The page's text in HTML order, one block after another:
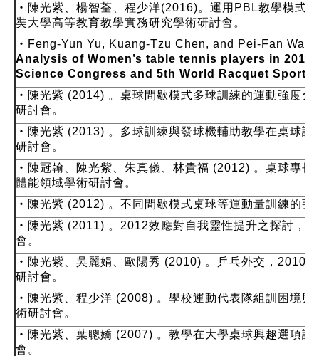
‧陳光紫、楊智荃、程少洋(2016)。運用PBL教學模式
奘大學高等教育教學實務研究學術研討會。
‧Feng-Yun Yu, Kuang-Tzu Chen, and Pei-Fan
Analysis of Women’s table tennis players in 2012
Science Congress and 5th World Racquet Sports
‧陳光紫 (2014) 。桌球間歇模式多球訓練的運動強度
研討會。
‧陳光紫 (2013) 。多球訓練與發球機輔助教學在桌球
研討會。
‧陳冠翰、陳光紫、朱真儀、林貴福 (2012) 。桌球專
體能領域學術研討會。
‧陳光紫 (2012) 。不同間歇模式桌球等運動量訓練的
‧陳光紫 (2011) 。2012效應對自我靈性提升之探討，
會。
‧陳光紫、吳麗娟、歐陽秀 (2010) 。乒乓外交，2010
研討會。
‧陳光紫、程少洋 (2008) 。學校運動代表隊組訓困境
術研討會。
‧陳光紫、葉聰嬌 (2007) 。教學在大學桌球興趣選項
會。